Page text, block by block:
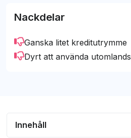
Nackdelar
Ganska litet kreditutrymme
Dyrt att använda utomlands
Innehåll